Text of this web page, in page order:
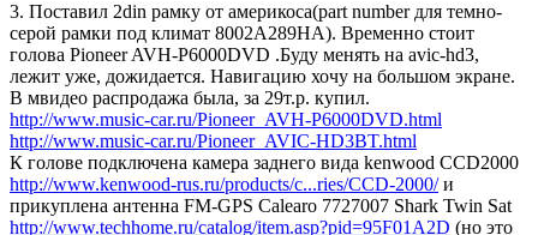
3. Поставил 2din рамку от америкоса(part number для темно-
серой рамки под климат 8002A289HA). Временно стоит
голова Pioneer AVH-P6000DVD .Буду менять на avic-hd3,
лежит уже, дожидается. Навигацию хочу на большом экране.
В мвидео распродажа была, за 29т.р. купил.
http://www.music-car.ru/Pioneer_AVH-P6000DVD.html
http://www.music-car.ru/Pioneer_AVIC-HD3BT.html
К голове подключена камера заднего вида kenwood CCD2000
http://www.kenwood-rus.ru/products/c...ries/CCD-2000/и
прикуплена антенна FM-GPS Calearo 7727007 Shark Twin Sat
http://www.techhome.ru/catalog/item.asp?pid=95F01A2D (но это